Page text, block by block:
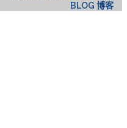
BLOG 博客